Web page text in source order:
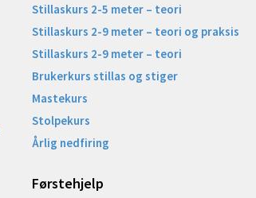
Stillaskurs 2-5 meter – teori
Stillaskurs 2-9 meter – teori og praksis
Stillaskurs 2-9 meter – teori
Brukerkurs stillas og stiger
Mastekurs
Stolpekurs
Årlig nedfiring
Førstehjelp